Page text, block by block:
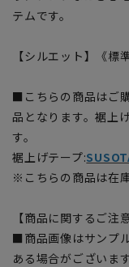
テムです。
【シルエット】《標
■こちらの商品はご
品となります。裾上
す。
裾上げテープ:
※こちらの商品は在
【商品に関するご注意
■商品画像はサンプ
ある場合がございま